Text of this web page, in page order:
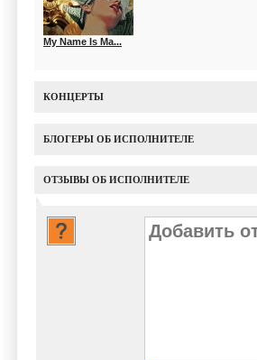
My Name Is Ma...
КОНЦЕРТЫ
БЛОГЕРЫ ОБ ИСПОЛНИТЕЛЕ
ОТЗЫВЫ ОБ ИСПОЛНИТЕЛЕ